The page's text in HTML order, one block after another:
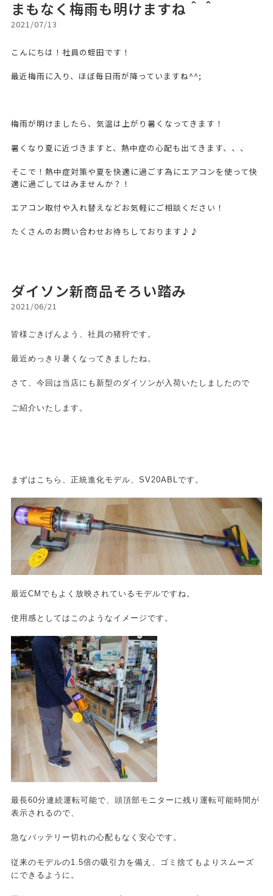
まもなく梅雨も明けますね＾＾
2021/07/13
こんにちは！社員の蛭田です！
最近梅雨に入り、ほぼ毎日雨が降っていますね^^;
梅雨が明けましたら、気温は上がり暑くなってきます！
暑くなり夏に近づきますと、熱中症の心配も出てきます、、、
そこで！熱中症対策や夏を快適に過ごす為にエアコンを使って快
適に過ごしてはみませんか？！
エアコン取付や入れ替えなどお気軽にご相談ください！
たくさんのお問い合わせお待ちしております♪♪
ダイソン新商品そろい踏み
2021/06/21
皆様ごきげんよう、社員の猪狩です。
最近めっきり暑くなってきましたね。
さて、今回は当店にも新型のダイソンが入荷いたしましたので
ご紹介いたします。
まずはこちら、正統進化モデル、SV20ABLです。
最近CMでもよく放映されているモデルですね。
使用感としてはこのようなイメージです。
最長60分連続運転可能で、頭頂部モニターに残り運転可能時間が
表示されるので、
急なバッテリー切れの心配もなく安心です。
従来のモデルの1.5倍の吸引力を備え、ゴミ捨てもよりスムーズ
にできるように。